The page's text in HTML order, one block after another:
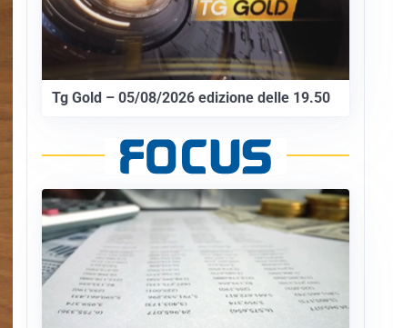
Tg Gold – 05/08/2026 edizione delle 19.50